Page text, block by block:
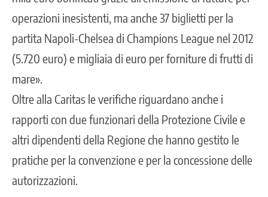
operazioni inesistenti, ma anche 37 biglietti per la
partita Napoli-Chelsea di Champions League nel 2012
(5.720 euro) e migliaia di euro per forniture di frutti di
mare».
Oltre alla Caritas le verifiche riguardano anche i
rapporti con due funzionari della Protezione Civile e
altri dipendenti della Regione che hanno gestito le
pratiche per la convenzione e per la concessione delle
autorizzazioni.